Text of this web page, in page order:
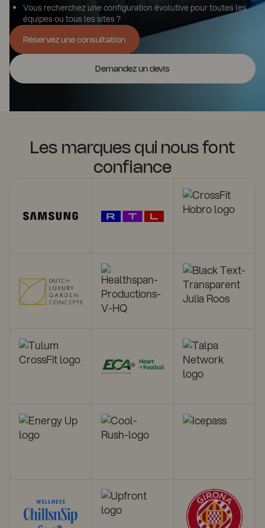
Vous recherchez une configuration évolutive pour toutes les
équipes ou tous les sites ?
Réservez une consultation
Demandez un devis
Les marques qui nous font
confiance